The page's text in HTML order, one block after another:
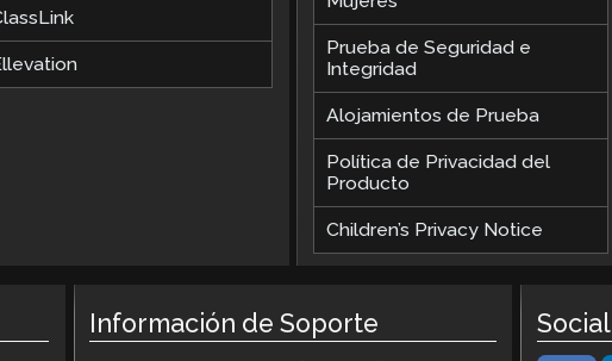
Prueba de Seguridad e
Integridad
Alojamientos de Prueba
Política de Privacidad del
Producto
Children’s Privacy Notice
Información de Soporte Social